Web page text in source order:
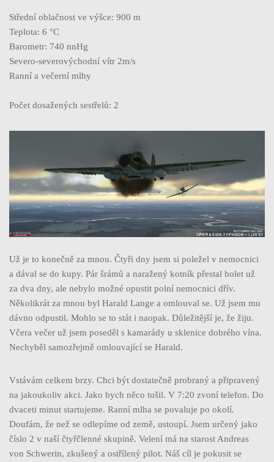
Střední oblačnost ve výšce: 900 m
Teplota: 6 °C
Barometr: 740 nnHg
Severo-severovýchodní vítr 2m/s
Ranní a večerní mlhy
Počet dosažených sestřelů: 2
Už je to konečně za mnou. Čtyři dny jsem si poležel v nemocnici
a dával se do kupy. Pár šrámů a naražený kotník přestal bolet už
za dva dny, ale nebylo možné opustit polní nemocnici dřív.
Několikrát za mnou byl Harald Lange a omlouval se. Už jsem mu
dávno odpustil. Mohlo se to stát i naopak. Důležitější je, že žiju.
Včera večer už jsem poseděl s kamarády u sklenice dobrého vína.
Nechyběl samozřejmě omlouvající se Harald.
Vstávám celkem brzy. Chci být dostatečně probraný a připravený
na jakoukoliv akci. Jako bych něco tušil. V 7:20 zvoní telefon. Do
dvaceti minut startujeme. Ranní mlha se povaluje po okolí.
Doufám, že než se odlepíme od země, ustoupí. Jsem určený jako
číslo 2 v naší čtyřčlenné skupině. Velení má na starost Andreas
von Schwerin, zkušený a ostřílený pilot. Náš cíl je pokusit se